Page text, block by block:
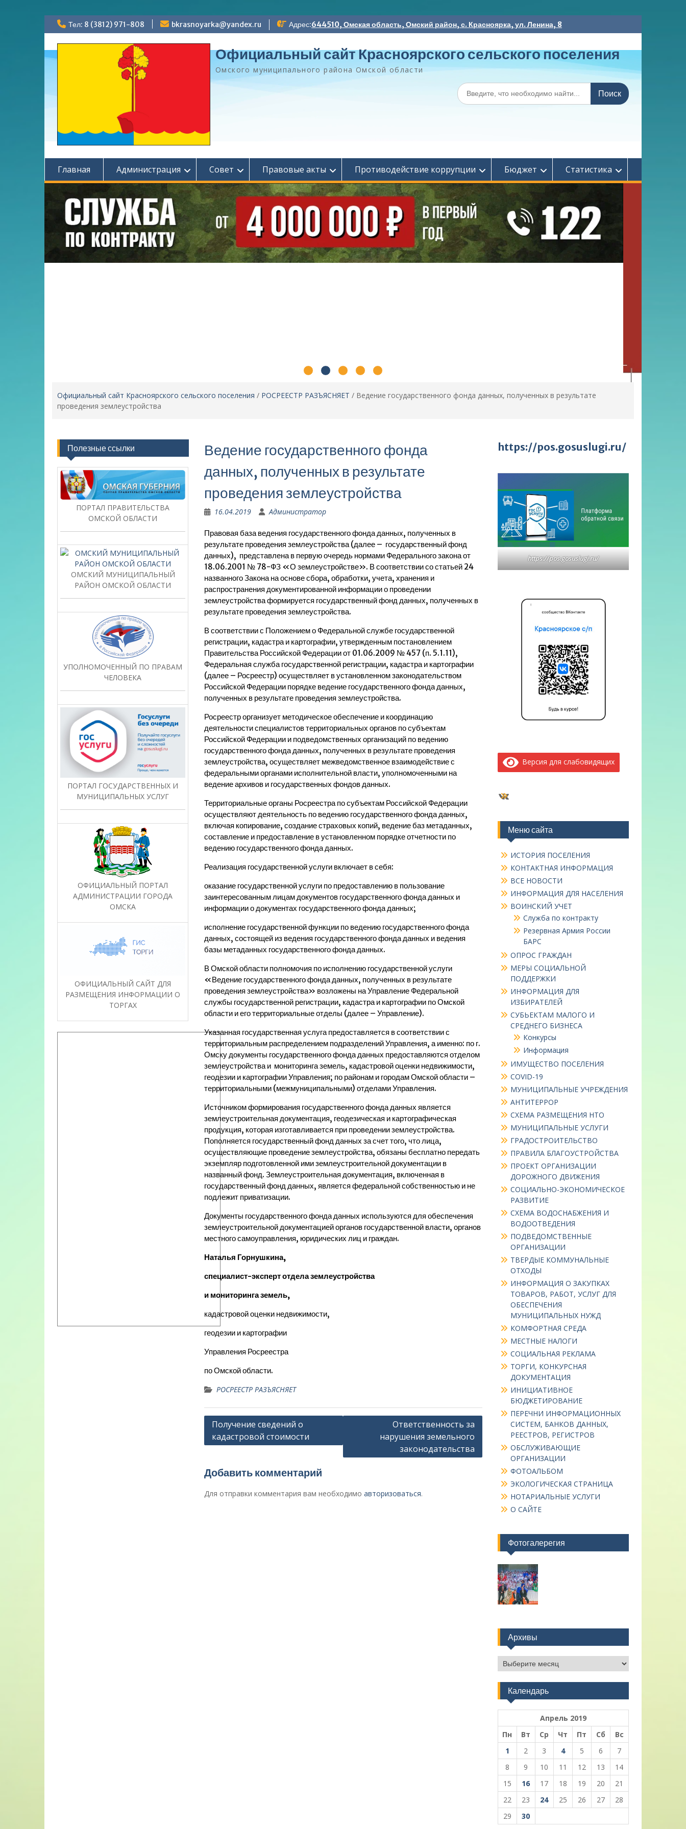
Перейти
к
содержимому
Тел: 8 (3812) 971-808 bkrasnoyarka@yandex.ru Адрес:644510, Омская область, Омский район, с. Красноярка, ул. Ленина, 8
Официальный сайт Красноярского сельского поселения
Омского муниципального района Омской области
Поиск
по:
Главная Администрация Совет Правовые акты Противодействие коррупции Бюджет Статистика
Официальный сайт Красноярского сельского поселения / РОСРЕЕСТР РАЗЪЯСНЯЕТ / Ведение государственного фонда данных, полученных в результате
проведения землеустройства
Ведение государственного фонда
данных, полученных в результате
проведения землеустройства
16.04.2019 Администратор
Правовая база ведения государственного фонда данных, полученных в
результате проведения землеустройства (далее – государственный фонд
данных), представлена в первую очередь нормами Федерального закона от
18.06.2001 № 78-ФЗ «О землеустройстве». В соответствии со статьей 24
названного Закона на основе сбора, обработки, учета, хранения и
распространения документированной информации о проведении
землеустройства формируется государственный фонд данных, полученных в
результате проведения землеустройства.
В соответствии с Положением о Федеральной службе государственной
регистрации, кадастра и картографии, утвержденным постановлением
Правительства Российской Федерации от 01.06.2009 № 457 (п. 5.1.11),
Федеральная служба государственной регистрации, кадастра и картографии
(далее – Росреестр) осуществляет в установленном законодательством
Российской Федерации порядке ведение государственного фонда данных,
полученных в результате проведения землеустройства.
Росреестр организует методическое обеспечение и координацию
деятельности специалистов территориальных органов по субъектам
Российской Федерации и подведомственных организаций по ведению
государственного фонда данных, полученных в результате проведения
землеустройства, осуществляет межведомственное взаимодействие с
федеральными органами исполнительной власти, уполномоченными на
ведение архивов и государственных фондов данных.
Территориальные органы Росреестра по субъектам Российской Федерации
осуществляют деятельность по ведению государственного фонда данных,
включая копирование, создание страховых копий, ведение баз метаданных,
составление и предоставление в установленном порядке отчетности по
ведению государственного фонда данных.
Реализация государственной услуги включает в себя:
оказание государственной услуги по предоставлению в пользование
заинтересованным лицам документов государственного фонда данных и
информации о документах государственного фонда данных;
исполнение государственной функции по ведению государственного фонда
данных, состоящей из ведения государственного фонда данных и ведения
базы метаданных государственного фонда данных.
В Омской области полномочия по исполнению государственной услуги
«Ведение государственного фонда данных, полученных в результате
проведения землеустройства» возложены на Управление Федеральной
службы государственной регистрации, кадастра и картографии по Омской
области и его территориальные отделы (далее – Управление).
Указанная государственная услуга предоставляется в соответствии с
территориальным распределением подразделений Управления, а именно: по г.
Омску документы государственного фонда данных предоставляются отделом
землеустройства и мониторинга земель, кадастровой оценки недвижимости,
геодезии и картографии Управления; по районам и городам Омской области –
территориальными (межмуниципальными) отделами Управления.
Источником формирования государственного фонда данных является
землеустроительная документация, геодезическая и картографическая
продукция, которая изготавливается при проведении землеустройства.
Пополняется государственный фонд данных за счет того, что лица,
осуществляющие проведение землеустройства, обязаны бесплатно передать
экземпляр подготовленной ими землеустроительной документации в
названный фонд. Землеустроительная документация, включенная в
государственный фонд данных, является федеральной собственностью и не
подлежит приватизации.
Документы государственного фонда данных используются для обеспечения
землеустроительной документацией органов государственной власти, органов
местного самоуправления, юридических лиц и граждан.
Наталья Горнушкина,
специалист-эксперт отдела землеустройства
и мониторинга земель,
кадастровой оценки недвижимости,
геодезии и картографии
Управления Росреестра
по Омской области.
РОСРЕЕСТР РАЗЪЯСНЯЕТ
Навигация
по
Получение сведений о
кадастровой стоимости
Ответственность за
нарушения земельного
законодательства
Добавить комментарий
Для отправки комментария вам необходимо авторизоваться.
https://pos.gosuslugi.ru/
https://pos.gosuslugi.ru/
Версия для слабовидящих
ВКонтакте
Меню сайта
ИСТОРИЯ ПОСЕЛЕНИЯ
КОНТАКТНАЯ ИНФОРМАЦИЯ
ВСЕ НОВОСТИ
ИНФОРМАЦИЯ ДЛЯ НАСЕЛЕНИЯ
ВОИНСКИЙ УЧЕТ
Служба по контракту
Резервная Армия России
БАРС
ОПРОС ГРАЖДАН
МЕРЫ СОЦИАЛЬНОЙ
ПОДДЕРЖКИ
ИНФОРМАЦИЯ ДЛЯ
ИЗБИРАТЕЛЕЙ
СУБЬЕКТАМ МАЛОГО И
СРЕДНЕГО БИЗНЕСА
Конкурсы
Информация
ИМУЩЕСТВО ПОСЕЛЕНИЯ
COVID-19
МУНИЦИПАЛЬНЫЕ УЧРЕЖДЕНИЯ
АНТИТЕРРОР
СХЕМА РАЗМЕЩЕНИЯ НТО
МУНИЦИПАЛЬНЫЕ УСЛУГИ
ГРАДОСТРОИТЕЛЬСТВО
ПРАВИЛА БЛАГОУСТРОЙСТВА
ПРОЕКТ ОРГАНИЗАЦИИ
ДОРОЖНОГО ДВИЖЕНИЯ
СОЦИАЛЬНО-ЭКОНОМИЧЕСКОЕ
РАЗВИТИЕ
СХЕМА ВОДОСНАБЖЕНИЯ И
ВОДООТВЕДЕНИЯ
ПОДВЕДОМСТВЕННЫЕ
ОРГАНИЗАЦИИ
ТВЕРДЫЕ КОММУНАЛЬНЫЕ
ОТХОДЫ
ИНФОРМАЦИЯ О ЗАКУПКАХ
ТОВАРОВ, РАБОТ, УСЛУГ ДЛЯ
ОБЕСПЕЧЕНИЯ
МУНИЦИПАЛЬНЫХ НУЖД
КОМФОРТНАЯ СРЕДА
МЕСТНЫЕ НАЛОГИ
СОЦИАЛЬНАЯ РЕКЛАМА
ТОРГИ, КОНКУРСНАЯ
ДОКУМЕНТАЦИЯ
ИНИЦИАТИВНОЕ
БЮДЖЕТИРОВАНИЕ
ПЕРЕЧНИ ИНФОРМАЦИОННЫХ
СИСТЕМ, БАНКОВ ДАННЫХ,
РЕЕСТРОВ, РЕГИСТРОВ
ОБСЛУЖИВАЮЩИЕ
ОРГАНИЗАЦИИ
ФОТОАЛЬБОМ
ЭКОЛОГИЧЕСКАЯ СТРАНИЦА
НОТАРИАЛЬНЫЕ УСЛУГИ
О САЙТЕ
Фотогалерегия
Архивы
Архивы
Календарь
Апрель 2019
Пн
Вт Ср Чт Пт Сб
Вс
1
2 3 4 5 6
7
8
9 10 11 12 13
14
15
16 17 18 19 20
21
22
23 24 25 26 27
28
29
30
Полезные ссылки
ПОРТАЛ ПРАВИТЕЛЬСТВА
ОМСКОЙ ОБЛАСТИ
ОМСКИЙ МУНИЦИПАЛЬНЫЙ
РАЙОН ОМСКОЙ ОБЛАСТИ
УПОЛНОМОЧЕННЫЙ ПО ПРАВАМ
ЧЕЛОВЕКА
ПОРТАЛ ГОСУДАРСТВЕННЫХ И
МУНИЦИПАЛЬНЫХ УСЛУГ
ОФИЦИАЛЬНЫЙ ПОРТАЛ
АДМИНИСТРАЦИИ ГОРОДА
ОМСКА
ОФИЦИАЛЬНЫЙ САЙТ ДЛЯ
РАЗМЕЩЕНИЯ ИНФОРМАЦИИ О
ТОРГАХ